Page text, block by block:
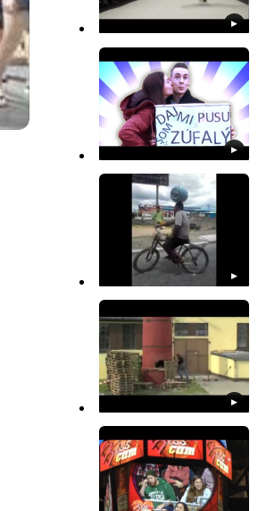
▶
▶
▶
▶